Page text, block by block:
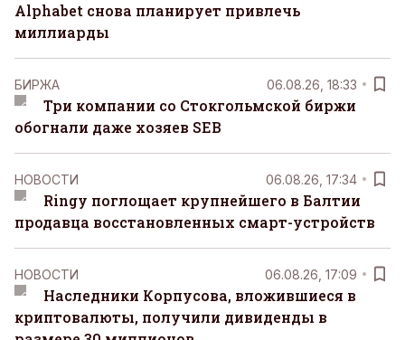
Alphabet снова планирует привлечь
миллиарды
БИРЖА 06.08.26, 18:33
Три компании со Стокгольмской биржи
обогнали даже хозяев SEB
НОВОСТИ 06.08.26, 17:34
Ringy поглощает крупнейшего в Балтии
продавца восстановленных смарт-устройств
НОВОСТИ 06.08.26, 17:09
Наследники Корпусова, вложившиеся в
криптовалюты, получили дивиденды в